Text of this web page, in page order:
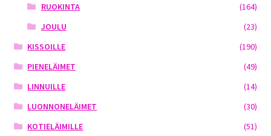
RUOKINTA
(164)
JOULU
(23)
KISSOILLE
(190)
PIENELÄIMET
(49)
LINNUILLE
(14)
LUONNONELÄIMET
(30)
KOTIELÄIMILLE
(51)